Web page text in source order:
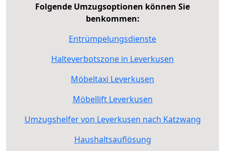
Folgende Umzugsoptionen können Sie
benkommen:
Entrümpelungsdienste
Halteverbotszone in Leverkusen
Möbeltaxi Leverkusen
Möbellift Leverkusen
Umzugshelfer von Leverkusen nach Katzwang
Haushaltsauflösung